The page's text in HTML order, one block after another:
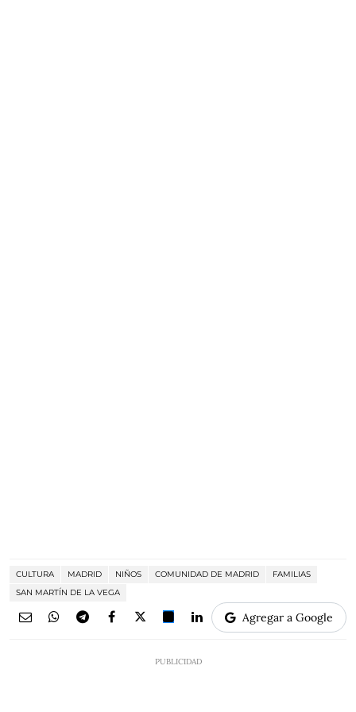
CULTURA MADRID NIÑOS COMUNIDAD DE MADRID
FAMILIAS
SAN MARTÍN DE LA VEGA
Agregar a Google